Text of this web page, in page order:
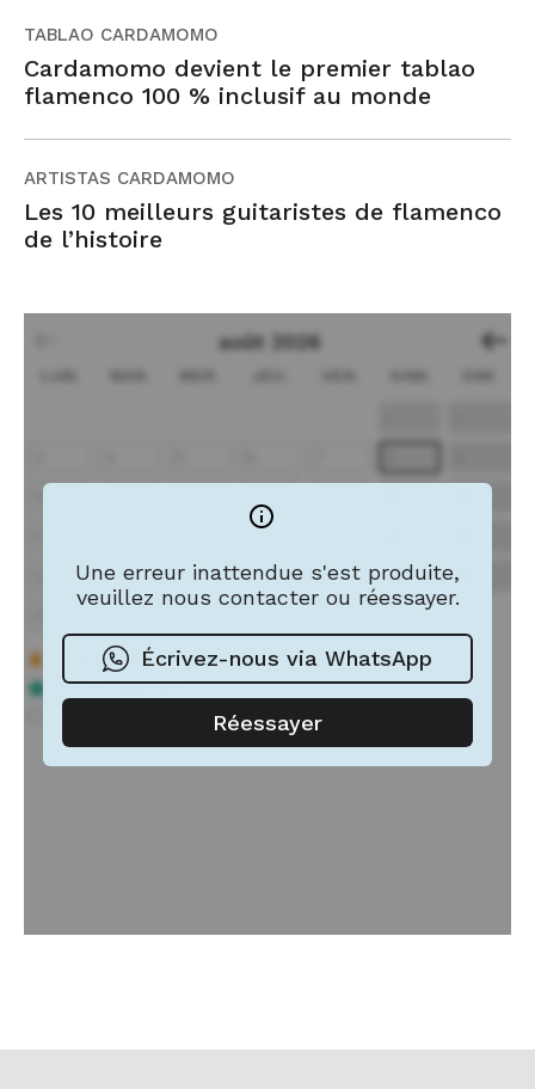
TABLAO CARDAMOMO
Cardamomo devient le premier tablao
flamenco 100 % inclusif au monde
ARTISTAS CARDAMOMO
Les 10 meilleurs guitaristes de flamenco
de l’histoire